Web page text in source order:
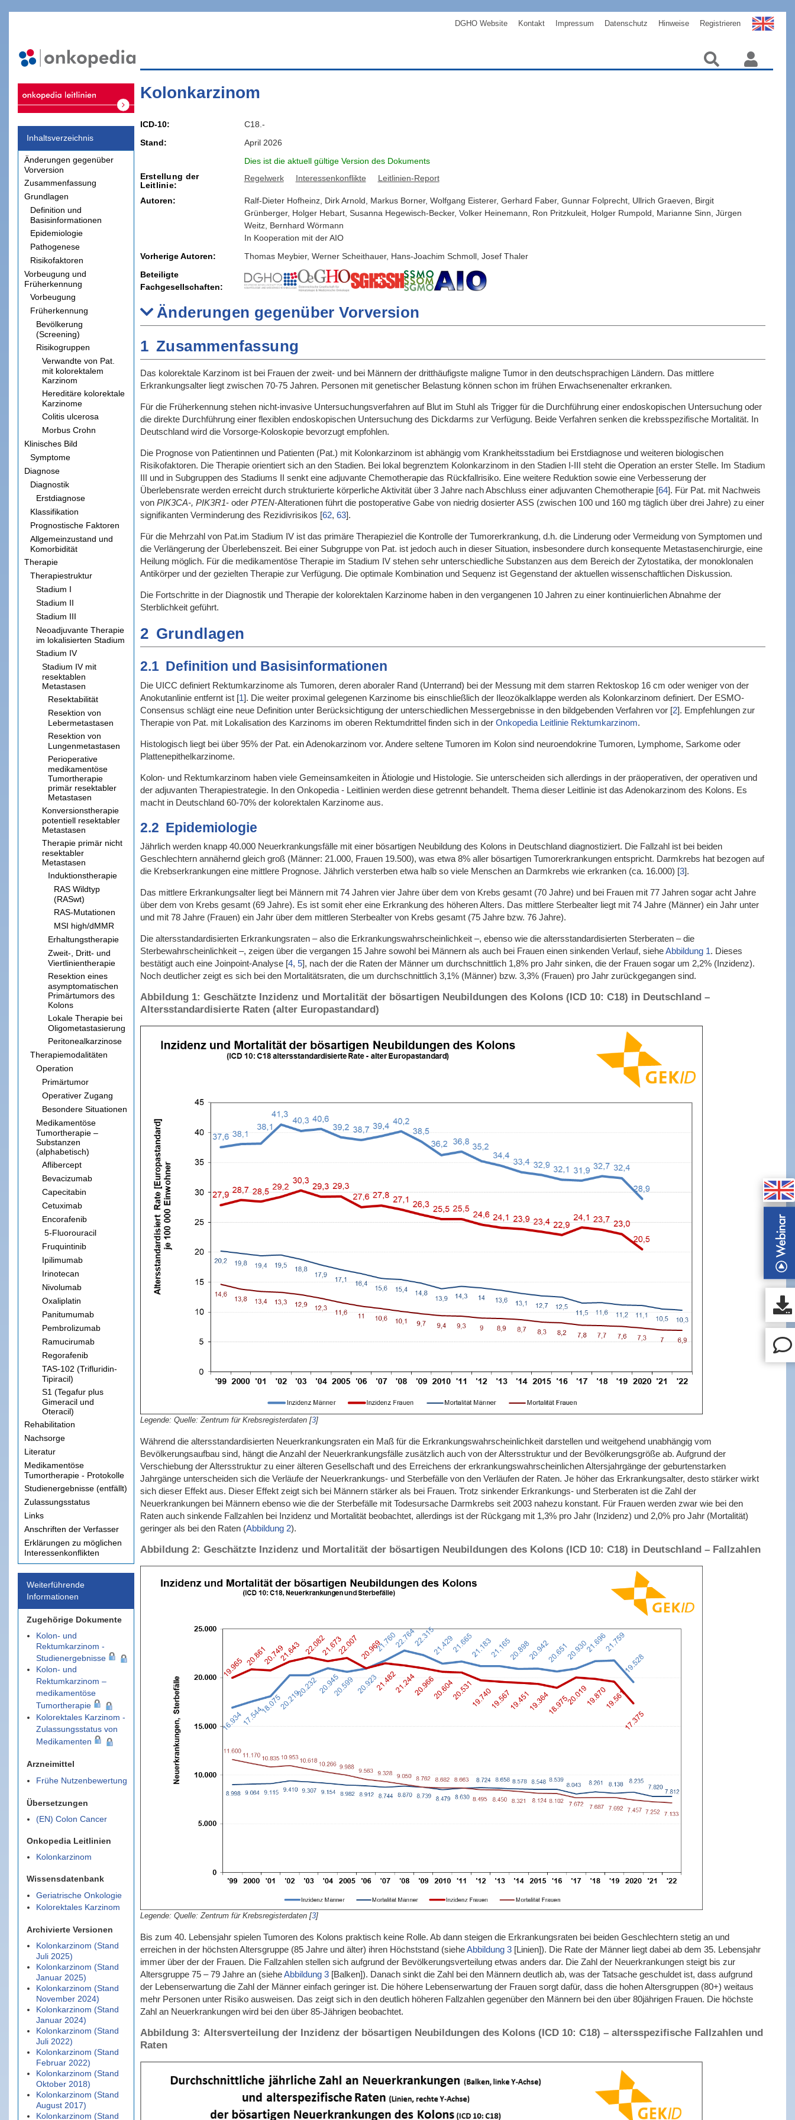
DGHO Website Kontakt Impressum Datenschutz Hinweise Registrieren
Inhaltsverzeichnis
Änderungen gegenüber
Vorversion
Zusammenfassung
Grundlagen
Definition und
Basisinformationen
Epidemiologie
Pathogenese
Risikofaktoren
Vorbeugung und
Früherkennung
Vorbeugung
Früherkennung
Bevölkerung
(Screening)
Risikogruppen
Verwandte von Pat.
mit kolorektalem
Karzinom
Hereditäre kolorektale
Karzinome
Colitis ulcerosa
Morbus Crohn
Klinisches Bild
Symptome
Diagnose
Diagnostik
Erstdiagnose
Klassifikation
Prognostische Faktoren
Allgemeinzustand und
Komorbidität
Therapie
Therapiestruktur
Stadium I
Stadium II
Stadium III
Neoadjuvante Therapie
im lokalisierten Stadium
Stadium IV
Stadium IV mit
resektablen
Metastasen
Resektabilität
Resektion von
Lebermetastasen
Resektion von
Lungenmetastasen
Perioperative
medikamentöse
Tumortherapie
primär resektabler
Metastasen
Konversionstherapie
potentiell resektabler
Metastasen
Therapie primär nicht
resektabler
Metastasen
Induktionstherapie
RAS Wildtyp
(RASwt)
RAS-Mutationen
MSI high/dMMR
Erhaltungstherapie
Zweit-, Dritt- und
Viertlinientherapie
Resektion eines
asymptomatischen
Primärtumors des
Kolons
Lokale Therapie bei
Oligometastasierung
Peritonealkarzinose
Therapiemodalitäten
Operation
Primärtumor
Operativer Zugang
Besondere Situationen
Medikamentöse
Tumortherapie –
Substanzen
(alphabetisch)
Aflibercept
Bevacizumab
Capecitabin
Cetuximab
Encorafenib
5-Fluorouracil
Fruquintinib
Ipilimumab
Irinotecan
Nivolumab
Oxaliplatin
Panitumumab
Pembrolizumab
Ramucirumab
Regorafenib
TAS-102 (Trifluridin-
Tipiracil)
S1 (Tegafur plus
Gimeracil und
Oteracil)
Rehabilitation
Nachsorge
Literatur
Medikamentöse
Tumortherapie - Protokolle
Studienergebnisse (entfällt)
Zulassungsstatus
Links
Anschriften der Verfasser
Erklärungen zu möglichen
Interessenkonflikten
Weiterführende
Informationen
Zugehörige Dokumente
Kolon- und
Rektumkarzinom -
Studienergebnisse
Kolon- und
Rektumkarzinom –
medikamentöse
Tumortherapie
Kolorektales Karzinom -
Zulassungsstatus von
Medikamenten
Arzneimittel
Frühe Nutzenbewertung
Übersetzungen
(EN) Colon Cancer
Onkopedia Leitlinien
Kolonkarzinom
Wissensdatenbank
Geriatrische Onkologie
Kolorektales Karzinom
Archivierte Versionen
Kolonkarzinom (Stand
Juli 2025)
Kolonkarzinom (Stand
Januar 2025)
Kolonkarzinom (Stand
November 2024)
Kolonkarzinom (Stand
Januar 2024)
Kolonkarzinom (Stand
Juli 2022)
Kolonkarzinom (Stand
Februar 2022)
Kolonkarzinom (Stand
Oktober 2018)
Kolonkarzinom (Stand
August 2017)
Kolonkarzinom (Stand
Kolonkarzinom
ICD-10
C18.-
Stand
April 2026
Dies ist die aktuell gültige Version des Dokuments
Erstellung der
Leitlinie
Regelwerk Interessenkonflikte Leitlinien-Report
Autoren: Ralf-Dieter Hofheinz, Dirk Arnold, Markus Borner, Wolfgang Eisterer, Gerhard Faber, Gunnar Folprecht, Ullrich Graeven, Birgit
Grünberger, Holger Hebart, Susanna Hegewisch-Becker, Volker Heinemann, Ron Pritzkuleit, Holger Rumpold, Marianne Sinn, Jürgen
Weitz, Bernhard Wörmann
In Kooperation mit der AIO
Vorherige Autoren:
Thomas Meybier, Werner Scheithauer, Hans-Joachim Schmoll, Josef Thaler
Beteiligte
Fachgesellschaften
Änderungen gegenüber Vorversion
1 Zusammenfassung
Das kolorektale Karzinom ist bei Frauen der zweit- und bei Männern der dritthäufigste maligne Tumor in den deutschsprachigen Ländern. Das mittlere
Erkrankungsalter liegt zwischen 70-75 Jahren. Personen mit genetischer Belastung können schon im frühen Erwachsenenalter erkranken.
Für die Früherkennung stehen nicht-invasive Untersuchungsverfahren auf Blut im Stuhl als Trigger für die Durchführung einer endoskopischen Untersuchung oder
die direkte Durchführung einer flexiblen endoskopischen Untersuchung des Dickdarms zur Verfügung. Beide Verfahren senken die krebsspezifische Mortalität. In
Deutschland wird die Vorsorge-Koloskopie bevorzugt empfohlen.
Die Prognose von Patientinnen und Patienten (Pat.) mit Kolonkarzinom ist abhängig vom Krankheitsstadium bei Erstdiagnose und weiteren biologischen
Risikofaktoren. Die Therapie orientiert sich an den Stadien. Bei lokal begrenztem Kolonkarzinom in den Stadien I-III steht die Operation an erster Stelle. Im Stadium
III und in Subgruppen des Stadiums II senkt eine adjuvante Chemotherapie das Rückfallrisiko. Eine weitere Reduktion sowie eine Verbesserung der
Überlebensrate werden erreicht durch strukturierte körperliche Aktivität über 3 Jahre nach Abschluss einer adjuvanten Chemotherapie [64]. Für Pat. mit Nachweis
von PIK3CA-, PIK3R1- oder PTEN-Alterationen führt die postoperative Gabe von niedrig dosierter ASS (zwischen 100 und 160 mg täglich über drei Jahre) zu einer
signifikanten Verminderung des Rezidivrisikos [62, 63].
Für die Mehrzahl von Pat.im Stadium IV ist das primäre Therapieziel die Kontrolle der Tumorerkrankung, d.h. die Linderung oder Vermeidung von Symptomen und
die Verlängerung der Überlebenszeit. Bei einer Subgruppe von Pat. ist jedoch auch in dieser Situation, insbesondere durch konsequente Metastasenchirurgie, eine
Heilung möglich. Für die medikamentöse Therapie im Stadium IV stehen sehr unterschiedliche Substanzen aus dem Bereich der Zytostatika, der monoklonalen
Antikörper und der gezielten Therapie zur Verfügung. Die optimale Kombination und Sequenz ist Gegenstand der aktuellen wissenschaftlichen Diskussion.
Die Fortschritte in der Diagnostik und Therapie der kolorektalen Karzinome haben in den vergangenen 10 Jahren zu einer kontinuierlichen Abnahme der
Sterblichkeit geführt.
2 Grundlagen
2.1 Definition und Basisinformationen
Die UICC definiert Rektumkarzinome als Tumoren, deren aboraler Rand (Unterrand) bei der Messung mit dem starren Rektoskop 16 cm oder weniger von der
Anokutanlinie entfernt ist [1]. Die weiter proximal gelegenen Karzinome bis einschließlich der Ileozökalklappe werden als Kolonkarzinom definiert. Der ESMO-
Consensus schlägt eine neue Definition unter Berücksichtigung der unterschiedlichen Messergebnisse in den bildgebenden Verfahren vor [2]. Empfehlungen zur
Therapie von Pat. mit Lokalisation des Karzinoms im oberen Rektumdrittel finden sich in der Onkopedia Leitlinie Rektumkarzinom.
Histologisch liegt bei über 95% der Pat. ein Adenokarzinom vor. Andere seltene Tumoren im Kolon sind neuroendokrine Tumoren, Lymphome, Sarkome oder
Plattenepithelkarzinome.
Kolon- und Rektumkarzinom haben viele Gemeinsamkeiten in Ätiologie und Histologie. Sie unterscheiden sich allerdings in der präoperativen, der operativen und
der adjuvanten Therapiestrategie. In den Onkopedia - Leitlinien werden diese getrennt behandelt. Thema dieser Leitlinie ist das Adenokarzinom des Kolons. Es
macht in Deutschland 60-70% der kolorektalen Karzinome aus.
2.2 Epidemiologie
Jährlich werden knapp 40.000 Neuerkrankungsfälle mit einer bösartigen Neubildung des Kolons in Deutschland diagnostiziert. Die Fallzahl ist bei beiden
Geschlechtern annähernd gleich groß (Männer: 21.000, Frauen 19.500), was etwa 8% aller bösartigen Tumorerkrankungen entspricht. Darmkrebs hat bezogen auf
die Krebserkrankungen eine mittlere Prognose. Jährlich versterben etwa halb so viele Menschen an Darmkrebs wie erkranken (ca. 16.000) [3].
Das mittlere Erkrankungsalter liegt bei Männern mit 74 Jahren vier Jahre über dem von Krebs gesamt (70 Jahre) und bei Frauen mit 77 Jahren sogar acht Jahre
über dem von Krebs gesamt (69 Jahre). Es ist somit eher eine Erkrankung des höheren Alters. Das mittlere Sterbealter liegt mit 74 Jahre (Männer) ein Jahr unter
und mit 78 Jahre (Frauen) ein Jahr über dem mittleren Sterbealter von Krebs gesamt (75 Jahre bzw. 76 Jahre).
Die altersstandardisierten Erkrankungsraten – also die Erkrankungswahrscheinlichkeit –, ebenso wie die altersstandardisierten Sterberaten – die
Sterbewahrscheinlichkeit –, zeigen über die vergangen 15 Jahre sowohl bei Männern als auch bei Frauen einen sinkenden Verlauf, sieheAbbildung 1. Dieses
bestätigt auch eine Joinpoint-Analyse [4, 5], nach der die Raten der Männer um durchschnittlich 1,8% pro Jahr sinken, die der Frauen sogar um 2,2% (Inzidenz).
Noch deutlicher zeigt es sich bei den Mortalitätsraten, die um durchschnittlich 3,1% (Männer) bzw. 3,3% (Frauen) pro Jahr zurückgegangen sind.
Abbildung 1: Geschätzte Inzidenz und Mortalität der bösartigen Neubildungen des Kolons (ICD 10: C18) in Deutschland –
Altersstandardisierte Raten (alter Europastandard)
Quelle: Zentrum für Krebsregisterdaten [3]
Während die altersstandardisierten Neuerkrankungsraten ein Maß für die Erkrankungswahrscheinlichkeit darstellen und weitgehend unabhängig vom
Bevölkerungsaufbau sind, hängt die Anzahl der Neuerkrankungsfälle zusätzlich auch von der Altersstruktur und der Bevölkerungsgröße ab. Aufgrund der
Verschiebung der Altersstruktur zu einer älteren Gesellschaft und des Erreichens der erkrankungswahrscheinlichen Altersjahrgänge der geburtenstarken
Jahrgänge unterscheiden sich die Verläufe der Neuerkrankungs- und Sterbefälle von den Verläufen der Raten. Je höher das Erkrankungsalter, desto stärker wirkt
sich dieser Effekt aus. Dieser Effekt zeigt sich bei Männern stärker als bei Frauen. Trotz sinkender Erkrankungs- und Sterberaten ist die Zahl der
Neuerkrankungen bei Männern ebenso wie die der Sterbefälle mit Todesursache Darmkrebs seit 2003 nahezu konstant. Für Frauen werden zwar wie bei den
Raten auch sinkende Fallzahlen bei Inzidenz und Mortalität beobachtet, allerdings ist der Rückgang mit 1,3% pro Jahr (Inzidenz) und 2,0% pro Jahr (Mortalität)
geringer als bei den Raten (Abbildung 2).
Abbildung 2: Geschätzte Inzidenz und Mortalität der bösartigen Neubildungen des Kolons (ICD 10: C18) in Deutschland – Fallzahlen
Quelle: Zentrum für Krebsregisterdaten [3]
Bis zum 40. Lebensjahr spielen Tumoren des Kolons praktisch keine Rolle. Ab dann steigen die Erkrankungsraten bei beiden Geschlechtern stetig an und
erreichen in der höchsten Altersgruppe (85 Jahre und älter) ihren Höchststand (sieheAbbildung 3[Linien]). Die Rate der Männer liegt dabei ab dem 35. Lebensjahr
immer über der der Frauen. Die Fallzahlen stellen sich aufgrund der Bevölkerungsverteilung etwas anders dar. Die Zahl der Neuerkrankungen steigt bis zur
Altersgruppe 75 – 79 Jahre an (sieheAbbildung 3[Balken]). Danach sinkt die Zahl bei den Männern deutlich ab, was der Tatsache geschuldet ist, dass aufgrund
der Lebenserwartung die Zahl der Männer einfach geringer ist. Die höhere Lebenserwartung der Frauen sorgt dafür, dass die hohen Altersgruppen (80+) weitaus
mehr Personen unter Risiko ausweisen. Das zeigt sich in den deutlich höheren Fallzahlen gegenüber den Männern bei den über 80jährigen Frauen. Die höchste
Zahl an Neuerkrankungen wird bei den über 85-Jährigen beobachtet.
Abbildung 3: Altersverteilung der Inzidenz der bösartigen Neubildungen des Kolons (ICD 10: C18) – altersspezifische Fallzahlen und
Raten